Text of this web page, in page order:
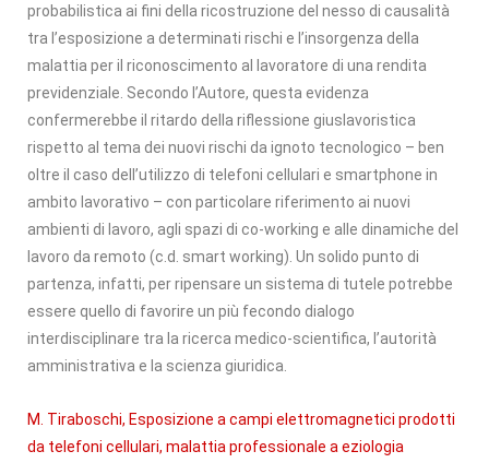
probabilistica ai fini della ricostruzione del nesso di causalità
tra l’esposizione a determinati rischi e l’insorgenza della
malattia per il riconoscimento al lavoratore di una rendita
previdenziale. Secondo l’Autore, questa evidenza
confermerebbe il ritardo della riflessione giuslavoristica
rispetto al tema dei nuovi rischi da ignoto tecnologico – ben
oltre il caso dell’utilizzo di telefoni cellulari e smartphone in
ambito lavorativo – con particolare riferimento ai nuovi
ambienti di lavoro, agli spazi di co-working e alle dinamiche del
lavoro da remoto (c.d. smart working). Un solido punto di
partenza, infatti, per ripensare un sistema di tutele potrebbe
essere quello di favorire un più fecondo dialogo
interdisciplinare tra la ricerca medico-scientifica, l’autorità
amministrativa e la scienza giuridica.
M. Tiraboschi, Esposizione a campi elettromagnetici prodotti
da telefoni cellulari, malattia professionale a eziologia